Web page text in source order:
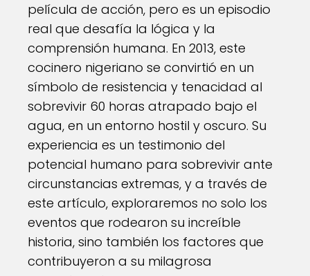
película de acción, pero es un episodio
real que desafía la lógica y la
comprensión humana. En 2013, este
cocinero nigeriano se convirtió en un
símbolo de resistencia y tenacidad al
sobrevivir 60 horas atrapado bajo el
agua, en un entorno hostil y oscuro. Su
experiencia es un testimonio del
potencial humano para sobrevivir ante
circunstancias extremas, y a través de
este artículo, exploraremos no solo los
eventos que rodearon su increíble
historia, sino también los factores que
contribuyeron a su milagrosa